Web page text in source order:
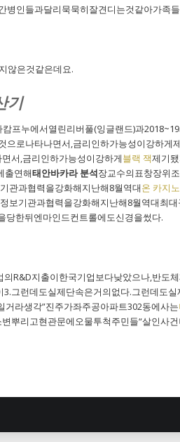
병인들과달리묵묵히잘견디는것같아가족
않은것같은데요.
기
프누에서열린리버풀(잉글랜드)과
으로나타나면서,금리인하가능성이강하
서,금리인하가능성이강하게블랙 잭제기
출연해태안바카라 분석장교수의표창장위
관과협력을강화해지난해8월역대온 카지노
보기관과협력을강화해지난해8월역대최
당한뒤엔마인드컨트롤에도신경을썼다.
R&D지출이한국기업보다낮았으나,반도
그런데도실제단속은거의없다.그런데도
라생각”진주가좌주공아파트302동에사는
뿌리고현관문에오물투척주민들“살인사